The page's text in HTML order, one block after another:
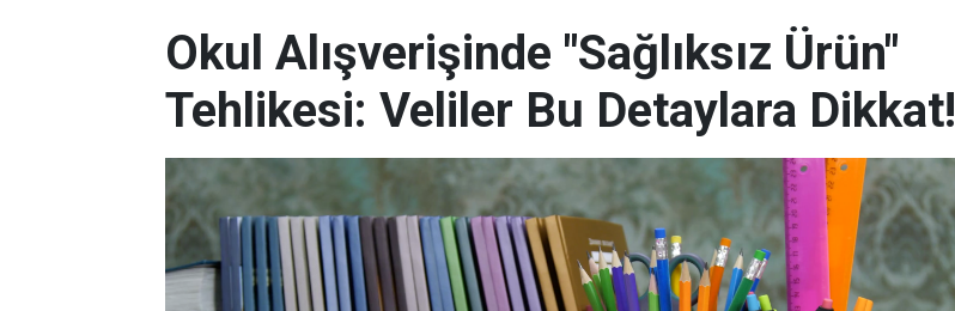
Okul Alışverişinde "Sağlıksız Ürün"
Tehlikesi: Veliler Bu Detaylara Dikkat!